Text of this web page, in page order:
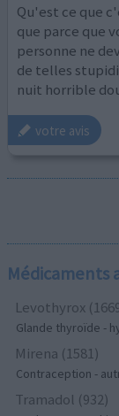
Qu'est ce que
que parce que
personne ne
de telles
nuit horrible
votre avis
Médicaments
Levothyrox
Glande thyroïde -
Mirena (1581)
Contraception -
Tramadol (932)